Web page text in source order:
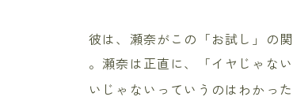
彼は、瀬奈がこの「お試し」の
。瀬奈は正直に、「イヤじゃな
いじゃないっていうのはわかっ